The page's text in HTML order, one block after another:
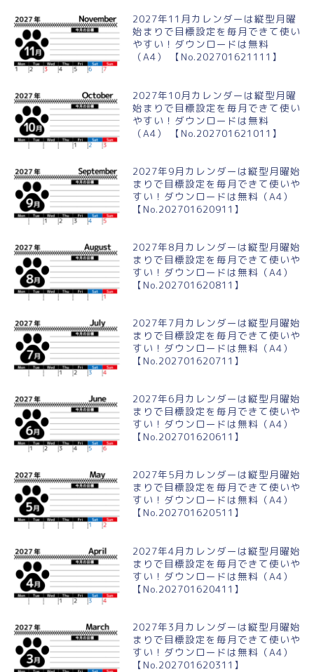
2027年11月カレンダーは縦型月曜
始まりで目標設定を毎月できて使い
やすい！ダウンロードは無料
（A4） 【No.202701621111】
2027年10月カレンダーは縦型月曜
始まりで目標設定を毎月できて使い
やすい！ダウンロードは無料
（A4） 【No.202701621011】
2027年9月カレンダーは縦型月曜始
まりで目標設定を毎月できて使いや
すい！ダウンロードは無料（A4）
【No.202701620911】
2027年8月カレンダーは縦型月曜始
まりで目標設定を毎月できて使いや
すい！ダウンロードは無料（A4）
【No.202701620811】
2027年7月カレンダーは縦型月曜始
まりで目標設定を毎月できて使いや
すい！ダウンロードは無料（A4）
【No.202701620711】
2027年6月カレンダーは縦型月曜始
まりで目標設定を毎月できて使いや
すい！ダウンロードは無料（A4）
【No.202701620611】
2027年5月カレンダーは縦型月曜始
まりで目標設定を毎月できて使いや
すい！ダウンロードは無料（A4）
【No.202701620511】
2027年4月カレンダーは縦型月曜始
まりで目標設定を毎月できて使いや
すい！ダウンロードは無料（A4）
【No.202701620411】
2027年3月カレンダーは縦型月曜始
まりで目標設定を毎月できて使いや
すい！ダウンロードは無料（A4）
【No.202701620311】